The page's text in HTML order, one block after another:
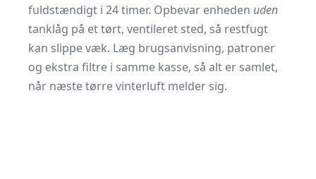
fuldstændigt i 24 timer. Opbevar enheden uden
tanklåg på et tørt, ventileret sted, så restfugt
kan slippe væk. Læg brugsanvisning, patroner
og ekstra filtre i samme kasse, så alt er samlet,
når næste tørre vinterluft melder sig.